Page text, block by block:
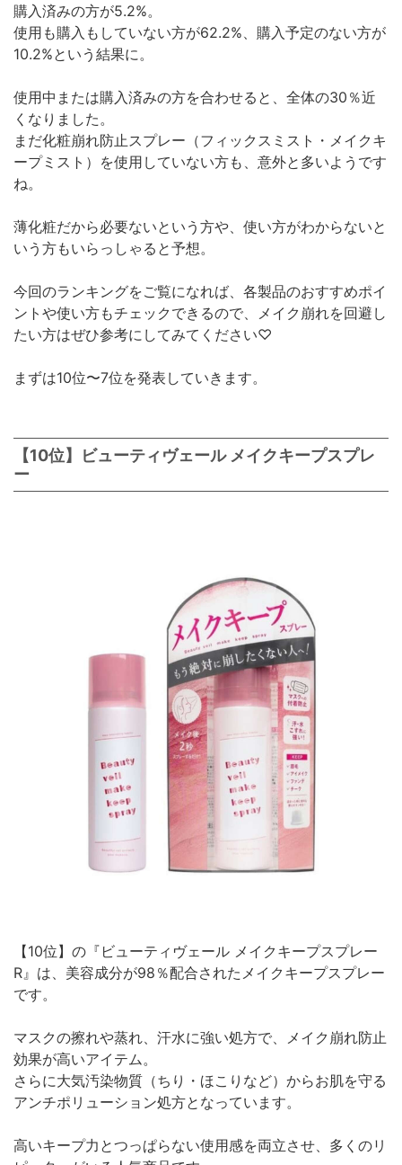
購入済みの方が5.2%。
使用も購入もしていない方が62.2%、購入予定のない方が
10.2%という結果に。
使用中または購入済みの方を合わせると、全体の30％近
くなりました。
まだ化粧崩れ防止スプレー（フィックスミスト・メイクキ
ープミスト）を使用していない方も、意外と多いようです
ね。
薄化粧だから必要ないという方や、使い方がわからないと
いう方もいらっしゃると予想。
今回のランキングをご覧になれば、各製品のおすすめポイ
ントや使い方もチェックできるので、メイク崩れを回避し
たい方はぜひ参考にしてみてください♡
まずは10位〜7位を発表していきます。
【10位】ビューティヴェール メイクキープスプレ
ー
【10位】の『ビューティヴェール メイクキープスプレー
R』は、美容成分が98％配合されたメイクキープスプレー
です。
マスクの擦れや蒸れ、汗水に強い処方で、メイク崩れ防止
効果が高いアイテム。
さらに大気汚染物質（ちり・ほこりなど）からお肌を守る
アンチポリューション処方となっています。
高いキープ力とつっぱらない使用感を両立させ、多くのリ